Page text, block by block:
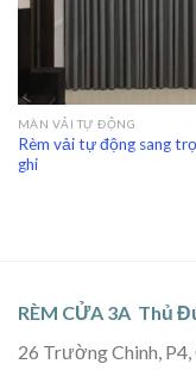
MÀN VẢI TỰ ĐỘNG
Rèm vải tự động sang
ghi
RÈM CỬA 3A Thủ
26 Trường Chinh, P4,